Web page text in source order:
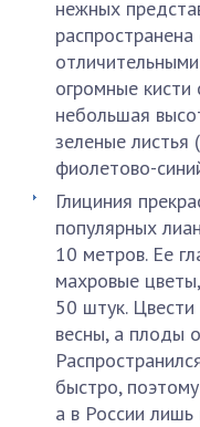
нежных
огромные
небольшая
зеленые
фиолетово-
Глициния
популярных
10 метров. Ее
махровые
50 штук. Цвести
весны, а плоды
быстро,
а в России лишь